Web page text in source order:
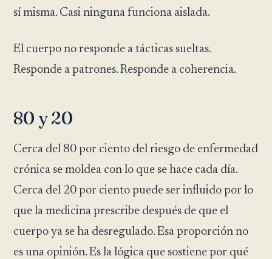
sí misma. Casi ninguna funciona aislada.
El cuerpo no responde a tácticas sueltas.
Responde a patrones. Responde a coherencia.
80 y 20
Cerca del 80 por ciento del riesgo de enfermedad
crónica se moldea con lo que se hace cada día.
Cerca del 20 por ciento puede ser influido por lo
que la medicina prescribe después de que el
cuerpo ya se ha desregulado. Esa proporción no
es una opinión. Es la lógica que sostiene por qué